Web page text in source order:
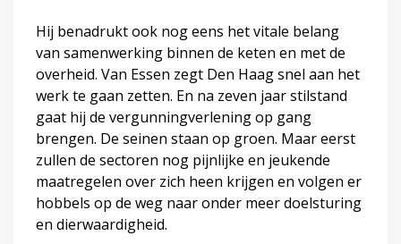
Hij benadrukt ook nog eens het vitale belang
van samenwerking binnen de keten en met de
overheid. Van Essen zegt Den Haag snel aan het
werk te gaan zetten. En na zeven jaar stilstand
gaat hij de vergunningverlening op gang
brengen. De seinen staan op groen. Maar eerst
zullen de sectoren nog pijnlijke en jeukende
maatregelen over zich heen krijgen en volgen er
hobbels op de weg naar onder meer doelsturing
en dierwaardigheid.